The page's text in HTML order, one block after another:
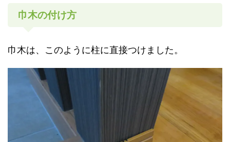
巾木の付け方
巾木は、このように柱に直接つけました。